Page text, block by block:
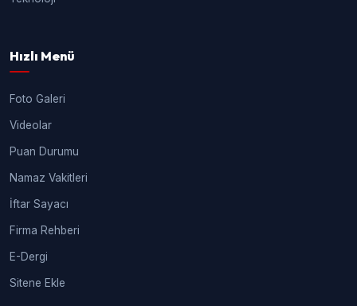
Hızlı Menü
Foto Galeri
Videolar
Puan Durumu
Namaz Vakitleri
İftar Sayacı
Firma Rehberi
E-Dergi
Sitene Ekle